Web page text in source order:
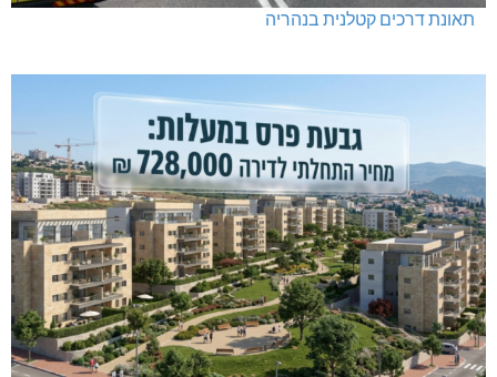
תאונת דרכים קטלנית בנהריה